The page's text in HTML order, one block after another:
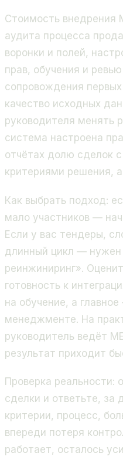
Стоимость внедрения
аудита процесса
воронки и полей,
прав, обучения и
сопровождения
качество исходных
руководителя менять
система настроена
отчётах долю сделок
критериями решения,
Как выбрать подход:
мало участников —
Если у вас тендеры,
длинный цикл — нужен
реинжиниринг».
готовность к
на обучение, а
менеджменте. На
руководитель ведёт
результат приходит
Проверка реальности:
сделки и ответьте, за
критерии, процесс,
впереди потеря
работает, осталось